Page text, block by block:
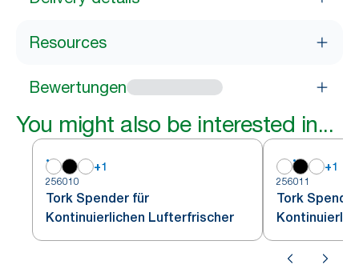
Resources
Bewertungen
You might also be interested in...
+1
256010
Tork Spender für
Kontinuierlichen Lufterfrischer
+1
256011
Tork